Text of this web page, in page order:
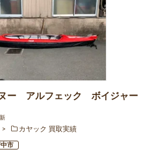
ー アルフェック ボイジャー
カヤック 買取実績
中市